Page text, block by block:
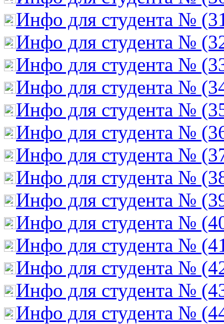
Инфо для студента №
Инфо для студента №
Инфо для студента №
Инфо для студента №
Инфо для студента №
Инфо для студента №
Инфо для студента №
Инфо для студента №
Инфо для студента №
Инфо для студента №
Инфо для студента №
Инфо для студента №
Инфо для студента №
Инфо для студента №